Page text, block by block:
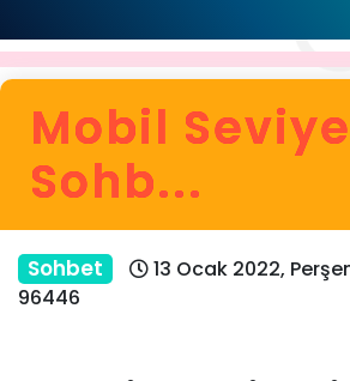
Mobil
Sohb...
Sohbet 13 Ocak 2022,
96446